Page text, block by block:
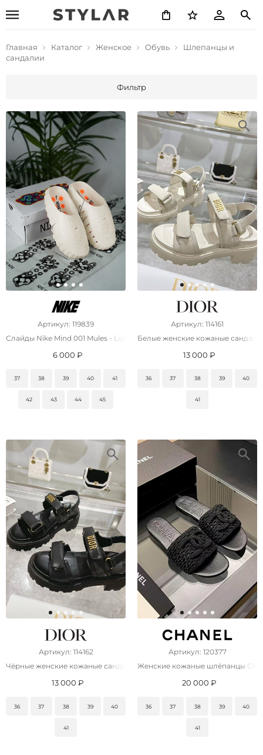
Главная Каталог Женское Обувь
Шлепанцы и
сандалии
Фильтр
Артикул: 119839
Слайды Nike Mind 001 Mules - Light Bone
6 000 ₽
37 38 39 40 41
42 43 44 45
Артикул: 114161
Белые женские кожаные
13 000 ₽
36 37 38 39 40
41
Артикул: 114162
Чёрные женские кожаные сандалии Dior
13 000 ₽
36 37 38 39 40
41
Артикул: 120377
Женские кожаные шлёпанцы
20 000 ₽
36 37 38 39 40
41